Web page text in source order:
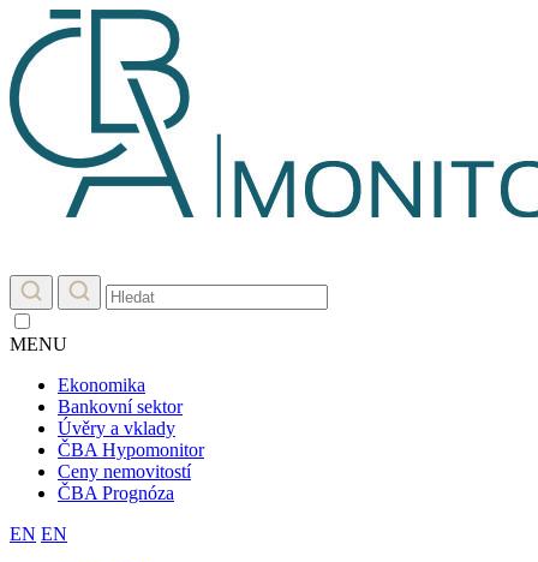
MENU
Ekonomika
Bankovní sektor
Úvěry a vklady
ČBA Hypomonitor
Ceny nemovitostí
ČBA Prognóza
EN EN